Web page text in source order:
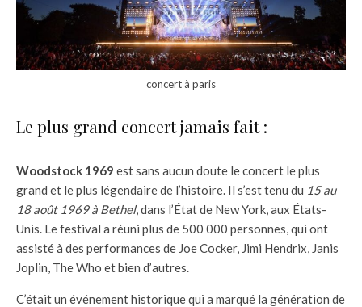
concert à paris
Le plus grand concert jamais fait :
Woodstock 1969 est sans aucun doute le concert le plus
grand et le plus légendaire de l’histoire. Il s’est tenu du 15 au
18 août 1969 à Bethel, dans l’État de New York, aux États-
Unis. Le festival a réuni plus de 500 000 personnes, qui ont
assisté à des performances de Joe Cocker, Jimi Hendrix, Janis
Joplin, The Who et bien d’autres.
C’était un événement historique qui a marqué la génération de